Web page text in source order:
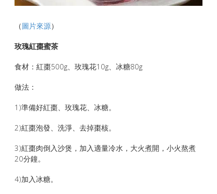
（圖片來源）
玫瑰紅棗蜜茶
食材：紅棗500g、玫瑰花10g、冰糖80g
做法：
1)準備好紅棗、玫瑰花、冰糖。
2)紅棗泡發、洗淨、去掉棗核。
3)紅棗肉倒入沙煲，加入適量冷水，大火煮開，小火熬煮
20分鐘。
4)加入冰糖。